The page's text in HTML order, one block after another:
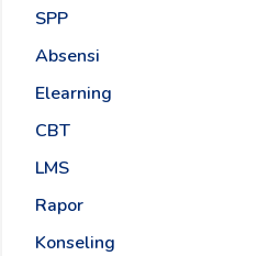
SPP
Absensi
Elearning
CBT
LMS
Rapor
Konseling